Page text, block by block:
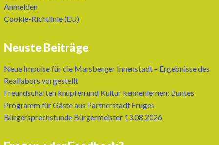
Anmelden
Cookie-Richtlinie (EU)
Neuste Beiträge
Neue Impulse für die Marsberger Innenstadt – Ergebnisse des
Reallabors vorgestellt
Freundschaften knüpfen und Kultur kennenlernen: Buntes
Programm für Gäste aus Partnerstadt Fruges
Bürgersprechstunde Bürgermeister 13.08.2026